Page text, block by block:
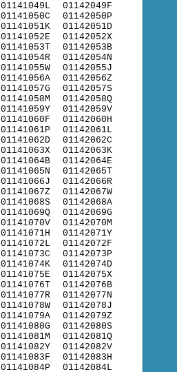
01141049L
01141050C
01141051K
01141052E
01141053T
01141054R
01141055W
01141056A
01141057G
01141058M
01141059Y
01141060F
01141061P
01141062D
01141063X
01141064B
01141065N
01141066J
01141067Z
01141068S
01141069Q
01141070V
01141071H
01141072L
01141073C
01141074K
01141075E
01141076T
01141077R
01141078W
01141079A
01141080G
01141081M
01141082Y
01141083F
01141084P
01142049F
01142050P
01142051D
01142052X
01142053B
01142054N
01142055J
01142056Z
01142057S
01142058Q
01142059V
01142060H
01142061L
01142062C
01142063K
01142064E
01142065T
01142066R
01142067W
01142068A
01142069G
01142070M
01142071Y
01142072F
01142073P
01142074D
01142075X
01142076B
01142077N
01142078J
01142079Z
01142080S
01142081Q
01142082V
01142083H
01142084L